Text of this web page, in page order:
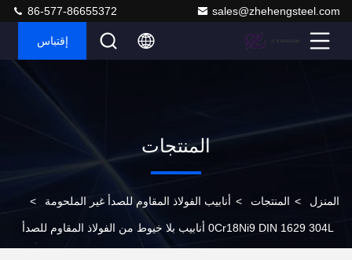
sales@zhehengsteel.com
86-577-86655372
إقتباس
المنتجات
المنزل > المنتجات > أنابيب الفولاذ المقاوم للصدأ غير الملحومة >
0Cr18Ni9 DIN 1629 304L أنابيب بلا خيوط من الفولاذ المقاوم للصدأ